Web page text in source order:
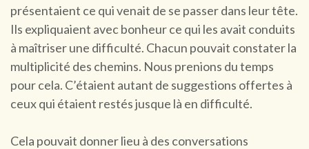
présentaient ce qui venait de se passer dans leur tête.
Ils expliquaient avec bonheur ce qui les avait conduits
à maîtriser une difficulté. Chacun pouvait constater la
multiplicité des chemins. Nous prenions du temps
pour cela. C’étaient autant de suggestions offertes à
ceux qui étaient restés jusque là en difficulté.
Cela pouvait donner lieu à des conversations